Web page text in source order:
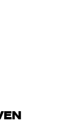
kan 360